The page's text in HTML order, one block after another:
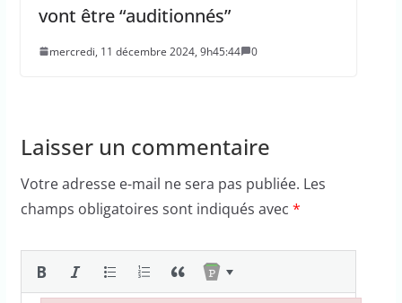
vont être “auditionnés”
mercredi, 11 décembre 2024, 9h45:44 0
Laisser un commentaire
Votre adresse e-mail ne sera pas publiée. Les
champs obligatoires sont indiqués avec *